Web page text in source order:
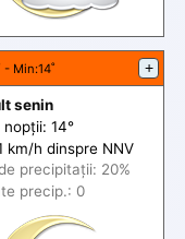
- Min:14˚ +
senin
nopții: 14°
km/h dinspre NNV
precipitații: 20%
precip.: 0